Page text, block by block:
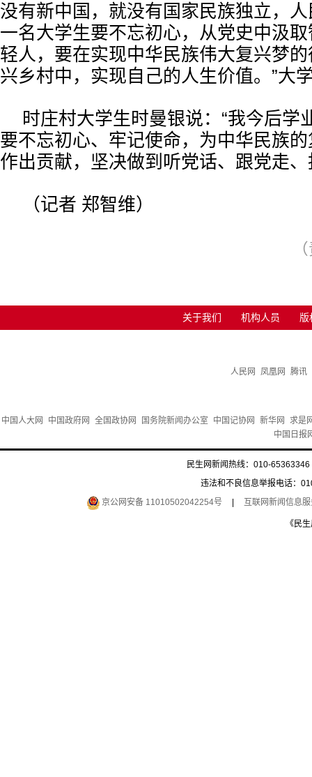
没有新中国，就没有国家民族独立，
一名大学生要不忘初心，从党史中汲
轻人，要在实现中华民族伟大复兴梦
兴乡村中，实现自己的人生价值。”大
时庄村大学生时曼银说：“我今后学
要不忘初心、牢记使命，为中华民族
作出贡献，坚决做到听党话、跟党走、
（记者 郑智维）
关于我们 机构人员 版
人民网 凤凰网 腾讯
中国人大网 中国政府网 全国政协网 国务院新闻办公室 中国记协网 新华网
求是
中国日报
民生网新闻热线：010-
违法和不良信息举报电话：
京公网安备 11010502042254号
互联网新闻信息
《民